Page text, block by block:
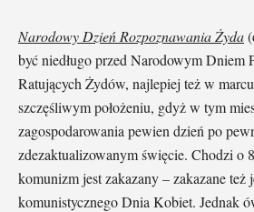
Narodowy Dzień Rozpoznawania Żyda
być niedługo przed Narodowym Dniem
Ratujących Żydów, najlepiej też w
szczęśliwym położeniu, gdyż w tym
zagospodarowania pewien dzień po
zdezaktualizowanym święcie. Chodzi o
komunizm jest zakazany – zakazane też
komunistycznego Dnia Kobiet. Jednak